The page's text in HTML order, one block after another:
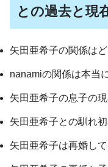
との過去と現
矢田亜希子の関係は
nanamiの関係は本当
矢田亜希子の息子の
矢田亜希子との馴れ
矢田亜希子は再婚し